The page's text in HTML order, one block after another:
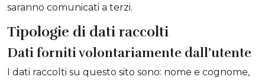
saranno comunicati a terzi.
Tipologie di dati raccolti
Dati forniti volontariamente dall’utente
I dati raccolti su questo sito sono: nome e cognome,